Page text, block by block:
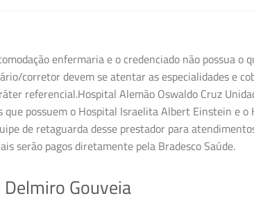
enfermaria e o credenciado não possua
corretor devem se atentar as especialidades e
referencial.Hospital Alemão Oswaldo Cruz
que possuem o Hospital Israelita Albert Einstein e
de retaguarda desse prestador para
serão pagos diretamente pela Bradesco Saúde.
Gouveia